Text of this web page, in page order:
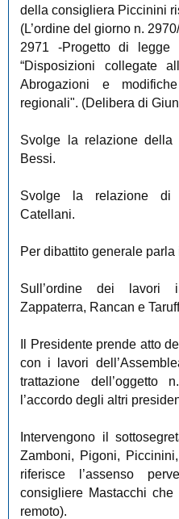
della consigliera Piccinini
(L’ordine del giorno n.
2971 -Progetto di legge
“Disposizioni collegate
Abrogazioni e
regionali". (Delibera di
Svolge la relazione della
Bessi.
Svolge la relazione di
Catellani.
Per dibattito generale
Sull’ordine dei lavori
Zappaterra, Rancan e
Il Presidente prende atto
con i lavori
trattazione
l’accordo degli altri
Intervengono il
Zamboni, Pigoni,
riferisce l’assenso
consigliere Mastacchi
remoto).